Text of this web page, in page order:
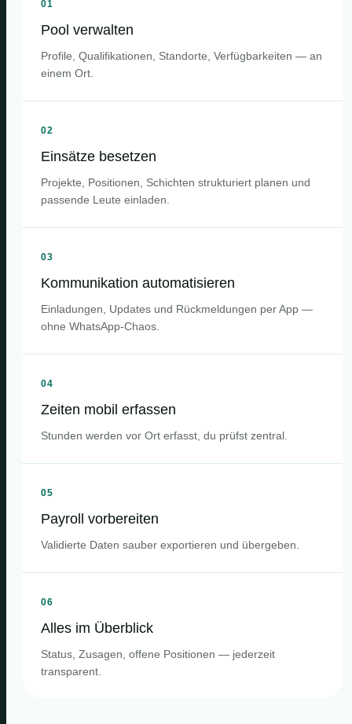
01
Pool verwalten
Profile, Qualifikationen, Standorte, Verfügbarkeiten — an
einem Ort.
02
Einsätze besetzen
Projekte, Positionen, Schichten strukturiert planen und
passende Leute einladen.
03
Kommunikation automatisieren
Einladungen, Updates und Rückmeldungen per App —
ohne WhatsApp-Chaos.
04
Zeiten mobil erfassen
Stunden werden vor Ort erfasst, du prüfst zentral.
05
Payroll vorbereiten
Validierte Daten sauber exportieren und übergeben.
06
Alles im Überblick
Status, Zusagen, offene Positionen — jederzeit
transparent.